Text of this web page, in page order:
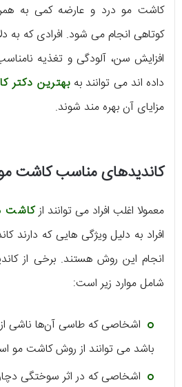
کاشت مو درد و عارضه کمی به
کوتاهی انجام می شود. افرادی که به
افزایش سن، آلودگی و تغذیه
داده اند می توانند بهبهترین دکتر
مزایای آن بهره مند شوند.
کاندیدهای مناسب کاشت
معمولا اغلب افراد می توانند ازکاشت
افراد به دلیل ویژگی هایی که دارند
انجام این روش هستند. برخی از
شامل موارد زیر است:
اشخاصی که طاسی آن‌ها ناشی
باشد می توانند از روش کاشت مو
اشخاصی که در اثر سوختگی